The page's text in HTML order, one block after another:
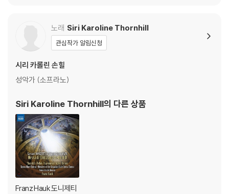
노래 Siri Karoline Thornhill
관심작가 알림신청
시리 카롤린 손힐
성악가 (소프라노)
Siri Karoline Thornhill의 다른 상품
Franz Hauk 도니제티